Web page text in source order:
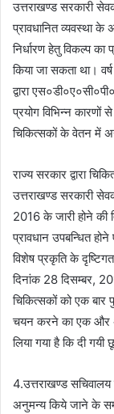
उत्तराखण्ड सरकारी
प्रावधानित व्यवस्था के
निर्धारण हेतु विकल्प
किया जा सकता था।
द्वारा
प्रयोग विभिन्न
चिकित्सकों के वेतन में
राज्य सरकार द्वारा
उत्तराखण्ड सरकारी
2016 के जारी होने की
प्रावधान उपबन्धित
विशेष प्रकृति के
दिनांक 28 दिसम्बर,
चिकित्सकों को एक बार
चयन करने का एक और
लिया गया है कि दी गयी
4.उत्तराखण्ड सचिवालय
अनुमन्य किये जाने के